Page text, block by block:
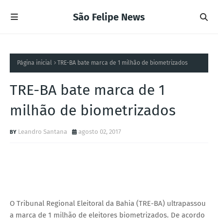
São Felipe News
Página inicial TRE-BA bate marca de 1 milhão de biometrizados
TRE-BA bate marca de 1
milhão de biometrizados
Leandro Santana agosto 02, 2017
O Tribunal Regional Eleitoral da Bahia (TRE-BA) ultrapassou
a marca de 1 milhão de eleitores biometrizados. De acordo